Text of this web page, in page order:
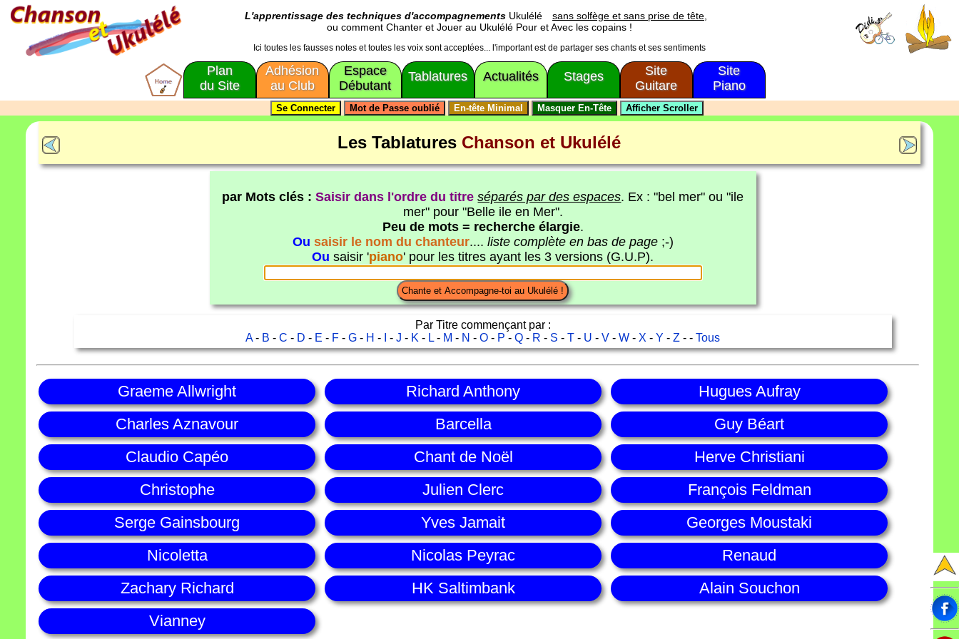
L'apprentissage des techniques d'accompagnements Ukulélé
sans solfège et sans prise de tête,
ou comment Chanter et Jouer au Ukulélé Pour et Avec les copains !
Ici toutes les fausses notes et toutes les voix sont acceptées... l'important est de partager ses chants et ses sentiments
Plan
du Site
Adhésion
au Club
Espace
Débutant
Tablatures Actualités Stages
Site
Guitare
Site
Piano
Les Tablatures Chanson et Ukulélé
par Mots clés :Saisir dans l'ordre du titre séparés par des espaces. Ex : "bel mer" ou "ile
mer" pour "Belle ile en Mer".
Peu de mots = recherche élargie.
Ou saisir le nom du chanteur.... liste complète en bas de page;-)
Ou saisir 'piano' pour les titres ayant les 3 versions (G.U.P).
Par Titre commençant par :
A- B -C - D - E - F -G - H - -J - K - L - M - N -O - P -Q - R - S -T - U -V -W - X -Y -Z - -Tous
Graeme Allwright Richard Anthony
Hugues Aufray
Charles Aznavour
Barcella
Guy Béart
Claudio Capéo
Chant de Noël
Herve Christiani
Christophe
Julien Clerc
François Feldman
Serge Gainsbourg
Yves Jamait
Georges Moustaki
Nicoletta
Nicolas Peyrac
Renaud
Zachary Richard
HK Saltimbank
Alain Souchon
Vianney